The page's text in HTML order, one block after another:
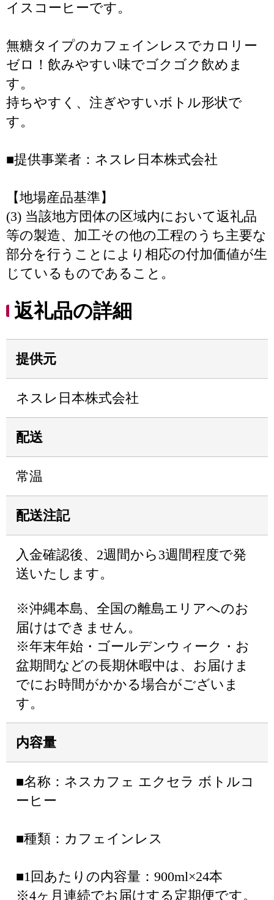
イスコーヒーです。
無糖タイプのカフェインレスでカロリー
ゼロ！飲みやすい味でゴクゴク飲めま
す。
持ちやすく、注ぎやすいボトル形状で
す。
■提供事業者：ネスレ日本株式会社
【地場産品基準】
(3) 当該地方団体の区域内において返礼品
等の製造、加工その他の工程のうち主要な
部分を行うことにより相応の付加価値が生
じているものであること。
返礼品の詳細
提供元
ネスレ日本株式会社
配送
常温
配送注記
入金確認後、2週間から3週間程度で発
送いたします。
※沖縄本島、全国の離島エリアへのお
届けはできません。
※年末年始・ゴールデンウィーク・お
盆期間などの長期休暇中は、お届けま
でにお時間がかかる場合がございま
す。
内容量
■名称：ネスカフェ エクセラ ボトルコ
ーヒー
■種類：カフェインレス
■1回あたりの内容量：900ml×24本
※4ヶ月連続でお届けする定期便です。